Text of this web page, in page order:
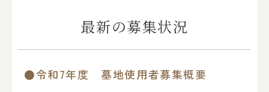
最新の募集状況
●令和7年度 墓地使用者募集概要